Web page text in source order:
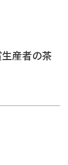
産者の茶